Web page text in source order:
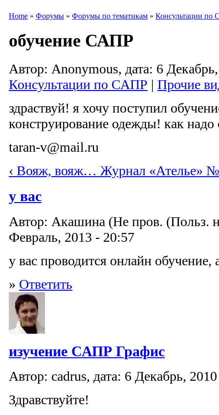
Home » Форумы » Форумы по тематикам » Консультации по
обучение САПР
Автор: Anonymous, дата: 6
Консультации по САПР | Прочие
здраствуй! я хочу поступил
конструирование одежды! как надо
taran-v@mail.ru
‹ Вояж, вояж… Журнал «Ателье»
у вас
Автор: Акашина (Не пров. (Польз.
Февраль, 2013 - 20:57
у вас проводится онлайн
» Ответить
изучение САПР Графис
Автор: cadrus, дата: 6 Декабрь,
Здравствуйте!